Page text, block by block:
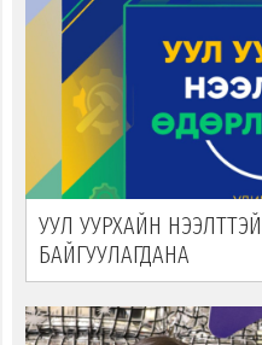
УУЛ УУРХАЙН НЭЭЛТТЭЙ
БАЙГУУЛАГДАНА